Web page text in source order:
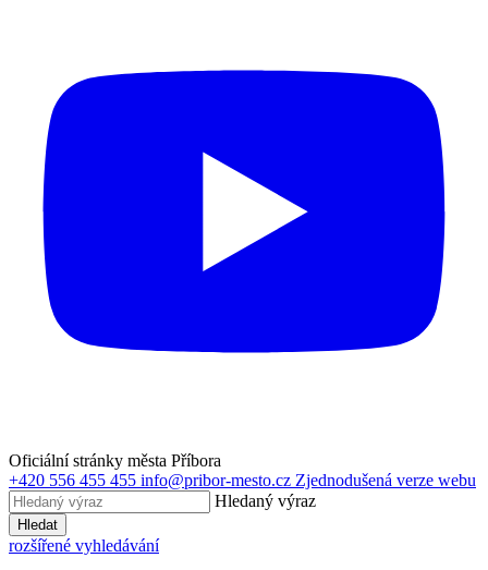
Oficiální stránky města Příbora
+420 556 455 455 info@pribor-mesto.cz Zjednodušená verze webu
Hledaný výraz
Hledat
rozšířené vyhledávání